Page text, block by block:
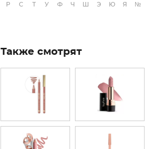
Р С Т У Ф Ч Э Ю Я №
Также смотрят